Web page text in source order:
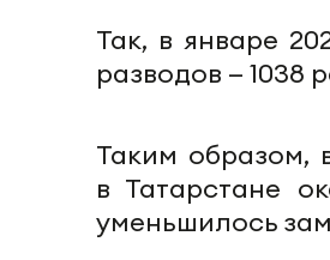
Так, в январе
разводов — 1038
Таким образом,
в Татарстане
уменьшилось